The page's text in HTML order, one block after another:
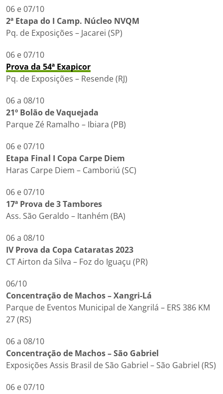
06 e 07/10
2ª Etapa do I Camp. Núcleo NVQM
Pq. de Exposições – Jacarei (SP)
06 e 07/10
Prova da 54ª Exapicor
Pq. de Exposições – Resende (RJ)
06 a 08/10
21º Bolão de Vaquejada
Parque Zé Ramalho – Ibiara (PB)
06 e 07/10
Etapa Final I Copa Carpe Diem
Haras Carpe Diem – Camboriú (SC)
06 e 07/10
17ª Prova de 3 Tambores
Ass. São Geraldo – Itanhém (BA)
06 a 08/10
IV Prova da Copa Cataratas 2023
CT Airton da Silva – Foz do Iguaçu (PR)
06/10
Concentração de Machos – Xangri-Lá
Parque de Eventos Municipal de Xangrilá – ERS 386 KM
27 (RS)
06 a 08/10
Concentração de Machos – São Gabriel
Exposições Assis Brasil de São Gabriel – São Gabriel (RS)
06 e 07/10